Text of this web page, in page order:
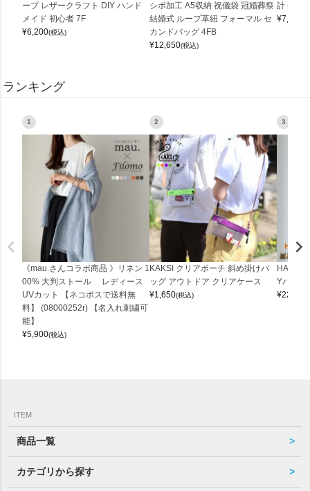
ープ レザークラフト DIY ハンド
メイド 初心者 7F
¥6,200(税込)
シボ加工 A5収納 祝儀袋 冠婚葬祭
結婚式 ループ革紐 フォーマル セ
カンドバッグ 4FB
¥12,650(税込)
計
¥7,150
ランキング
1
《mau.さんコラボ商品 》リネン 1
00% 大判ストール レディース
UVカット 【ネコポスで送料無
料】 (08000252r) 【名入れ刺繍可
能】
¥5,900(税込)
2
KAKSI クリアポーチ 斜め掛けバ
ッグ アウトドア クリアケース
¥1,650(税込)
3
Yバッグ
¥22,000
ITEM
商品一覧
カテゴリから探す